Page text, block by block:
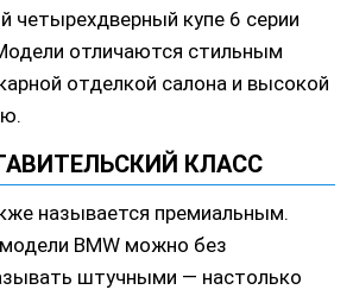
четырехдверный купе 6 серии
отличаются стильным
отделкой салона и высокой
КЛАСС
называется премиальным.
BMW можно без
штучными — настолько